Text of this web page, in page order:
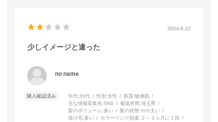
2024.8.22
少しイメージと違った
no name
購入確認済み 年代:30代 性別:女性 肌質:敏感肌
主な情報収集先:SNS 都道府県:埼玉県
髪のボリューム:多い 髪の状態:やや太い
抜け毛:多い カラーリング頻度: ２～３ヵ月に１回